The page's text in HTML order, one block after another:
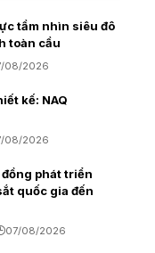
tầm nhìn siêu đô
toàn cầu
08/2026
kế: NAQ
08/2026
phát triển
quốc gia đến
07/08/2026